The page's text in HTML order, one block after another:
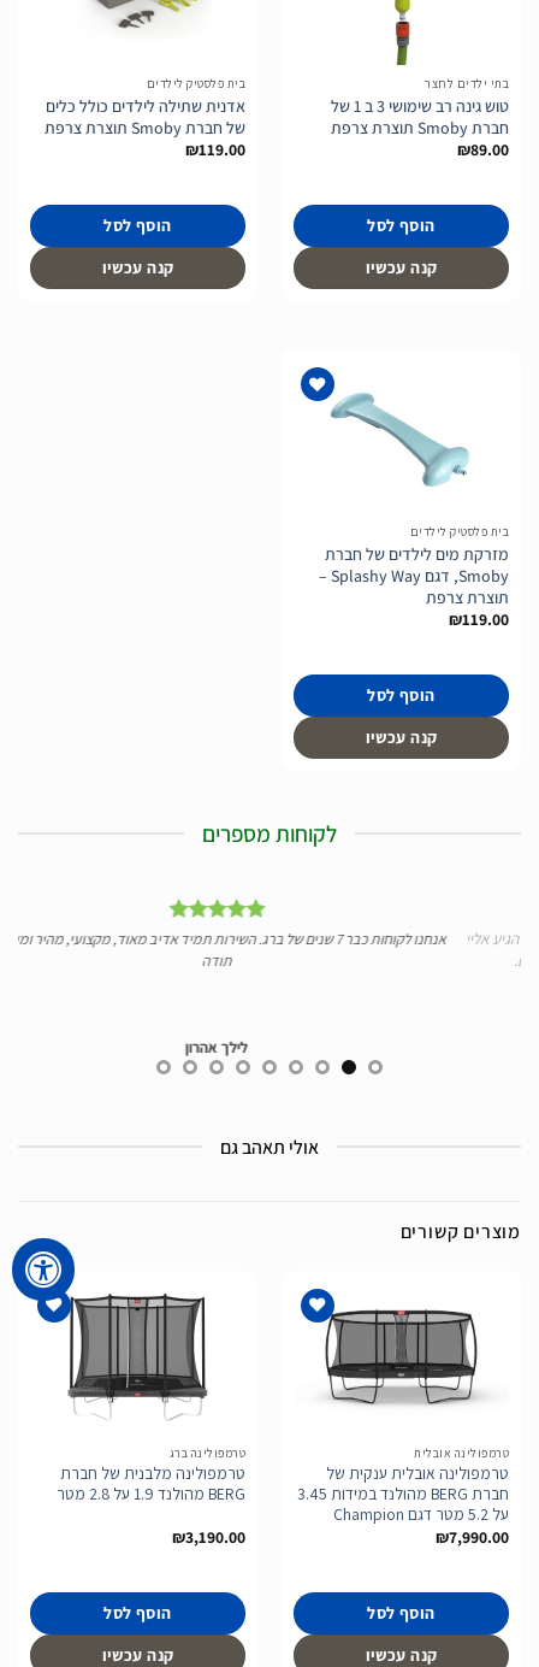
בתי ילדים לחצר
טוש גינה רב שימושי 3 ב 1 של
חברת Smoby תוצרת צרפת
₪89.00
הוסף לסל
קנה עכשיו
בית פלסטיק לילדים
אדנית שתילה לילדים כולל כלים
של חברת Smoby תוצרת צרפת
₪119.00
הוסף לסל
קנה עכשיו
בית פלסטיק לילדים
מזרקת מים לילדים של חברת
Smoby, דגם Splashy Way –
תוצרת צרפת
₪119.00
הוסף לסל
קנה עכשיו
לקוחות מספרים
אנחנו לקוחות כבר 7 שנים של ברג. השירות תמיד אדיב מאוד, מקצועי, מהיר ומעולה.
לילך אהרון
אולי תאהב גם
מוצרים קשורים
טרמפולינה אובלית
טרמפולינה אובלית ענקית של
חברת BERG מהולנד במידות 3.45
על 5.2 מטר דגם Champion
₪7,990.00
הוסף לסל
קנה עכשיו
טרמפולינה ברג
טרמפולינה מלבנית של חברת
BERG מהולנד 1.9 על 2.8 מטר
₪3,190.00
הוסף לסל
קנה עכשיו